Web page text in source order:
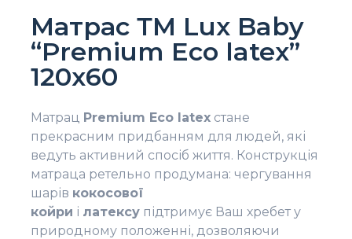
Матрас ТМ Lux Baby
“Premium Eco latex”
120х60
Матрац Premium Eco latex стане
прекрасним придбанням для людей, які
ведуть активний спосіб життя. Конструкція
матраца ретельно продумана: чергування
шарів кокосової
койри і латексу підтримує Ваш хребет у
природному положенні, дозволяючи